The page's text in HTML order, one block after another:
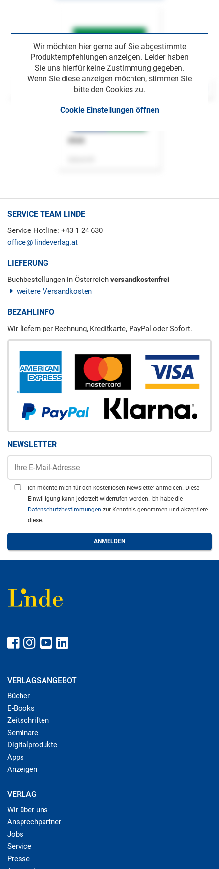
Wir möchten hier gerne auf Sie abgestimmte
Produktempfehlungen anzeigen. Leider haben
Sie uns hierfür keine Zustimmung gegeben.
Wenn Sie diese anzeigen möchten, stimmen Sie
bitte den Cookies zu.
Cookie Einstellungen öffnen
SERVICE TEAM LINDE
Service Hotline: +43 1 24 630
office
lindeverlag.at
LIEFERUNG
Buchbestellungen in Österreich versandkostenfrei
weitere Versandkosten
BEZAHLINFO
Wir liefern per Rechnung, Kreditkarte, PayPal oder Sofort.
NEWSLETTER
Ich möchte mich für den kostenlosen Newsletter anmelden. Diese
Einwilligung kann jederzeit widerrufen werden. Ich habe die
Datenschutzbestimmungen zur Kenntnis genommen und akzeptiere
diese.
VERLAGSANGEBOT
Bücher
E-Books
Zeitschriften
Seminare
Digitalprodukte
Apps
Anzeigen
VERLAG
Wir über uns
Ansprechpartner
Jobs
Service
Presse